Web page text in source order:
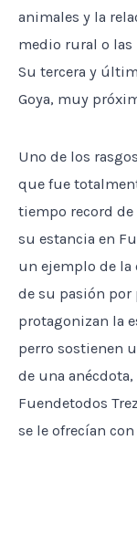
animales y la
medio rural o las
Su tercera y
Goya, muy
Uno de los
que fue
tiempo record
su estancia en
un ejemplo de la
de su pasión por
protagonizan la
perro sostienen
de una
Fuendetodos
se le ofrecían